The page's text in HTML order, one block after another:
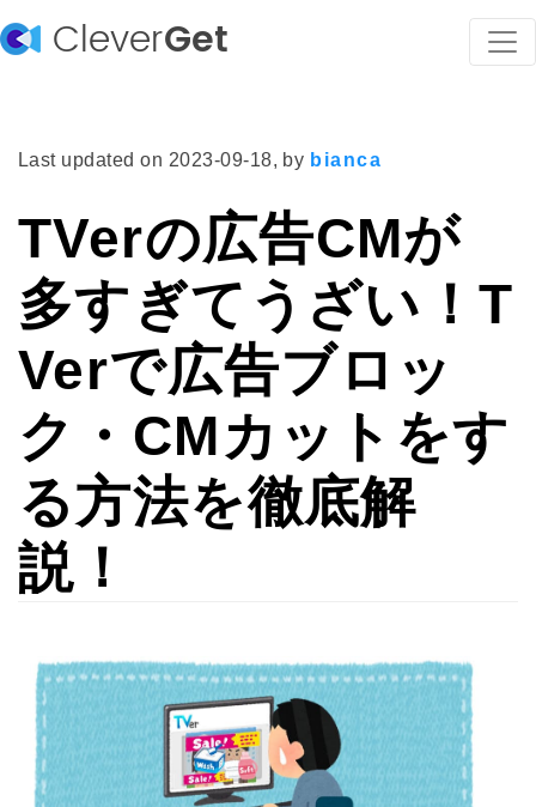
CleverGet
Last updated on 2023-09-18, by bianca
TVerの広告CMが
多すぎてうざい！T
Verで広告ブロッ
ク・CMカットをす
る方法を徹底解
説！